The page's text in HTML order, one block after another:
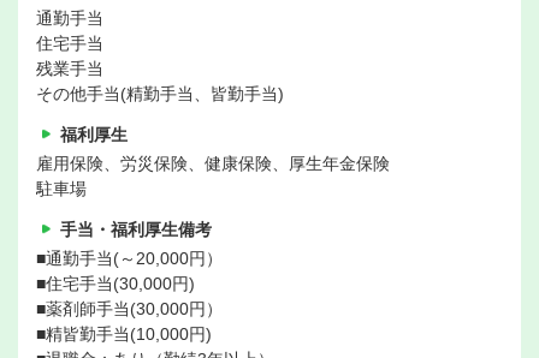
通勤手当
住宅手当
残業手当
その他手当(精勤手当、皆勤手当)
福利厚生
雇用保険、労災保険、健康保険、厚生年金保険
駐車場
手当・福利厚生備考
■通勤手当(～20,000円）
■住宅手当(30,000円)
■薬剤師手当(30,000円）
■精皆勤手当(10,000円)